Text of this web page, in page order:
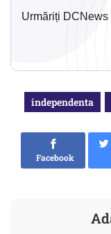
Urmăriți DCNews
independenta
Facebook